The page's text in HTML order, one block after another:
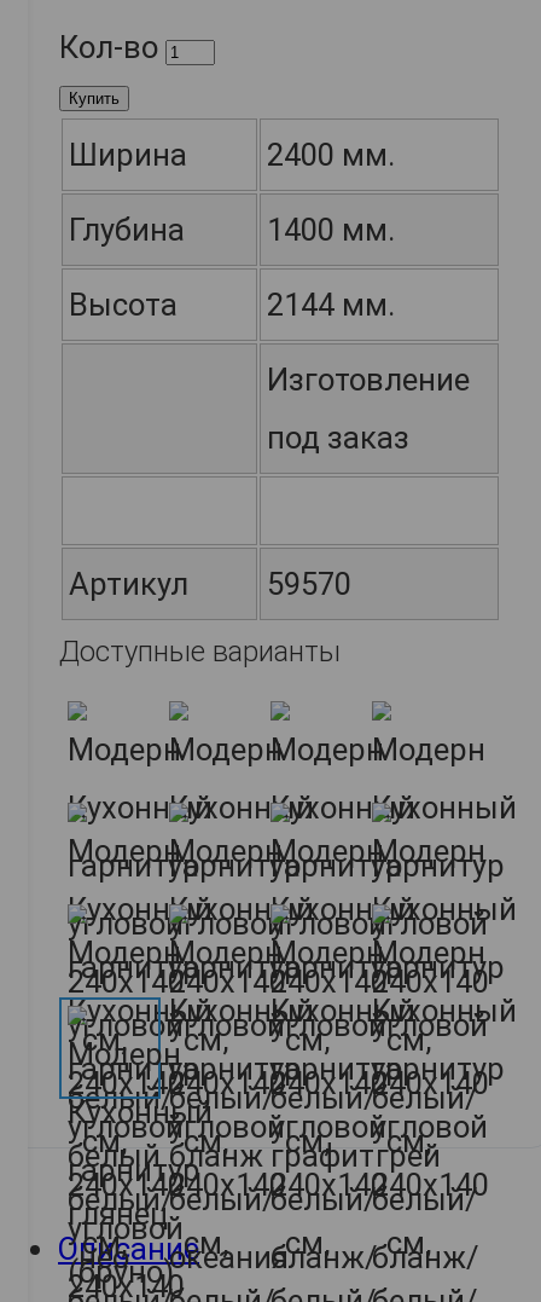
Кол-во
Купить
Ширина 2400 мм.
Глубина 1400 мм.
Высота 2144 мм.
Изготовление
под заказ
Артикул 59570
Доступные варианты
Описание